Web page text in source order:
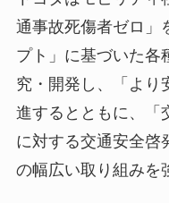
通事故死傷者ゼロ」
プト」に基づいた各
究・開発し、「より
進するとともに、「
に対する交通安全啓
の幅広い取り組みを